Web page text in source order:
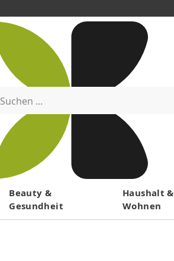
Menü
Suchen ...
Beauty &
Gesundheit
Haushalt &
Wohnen